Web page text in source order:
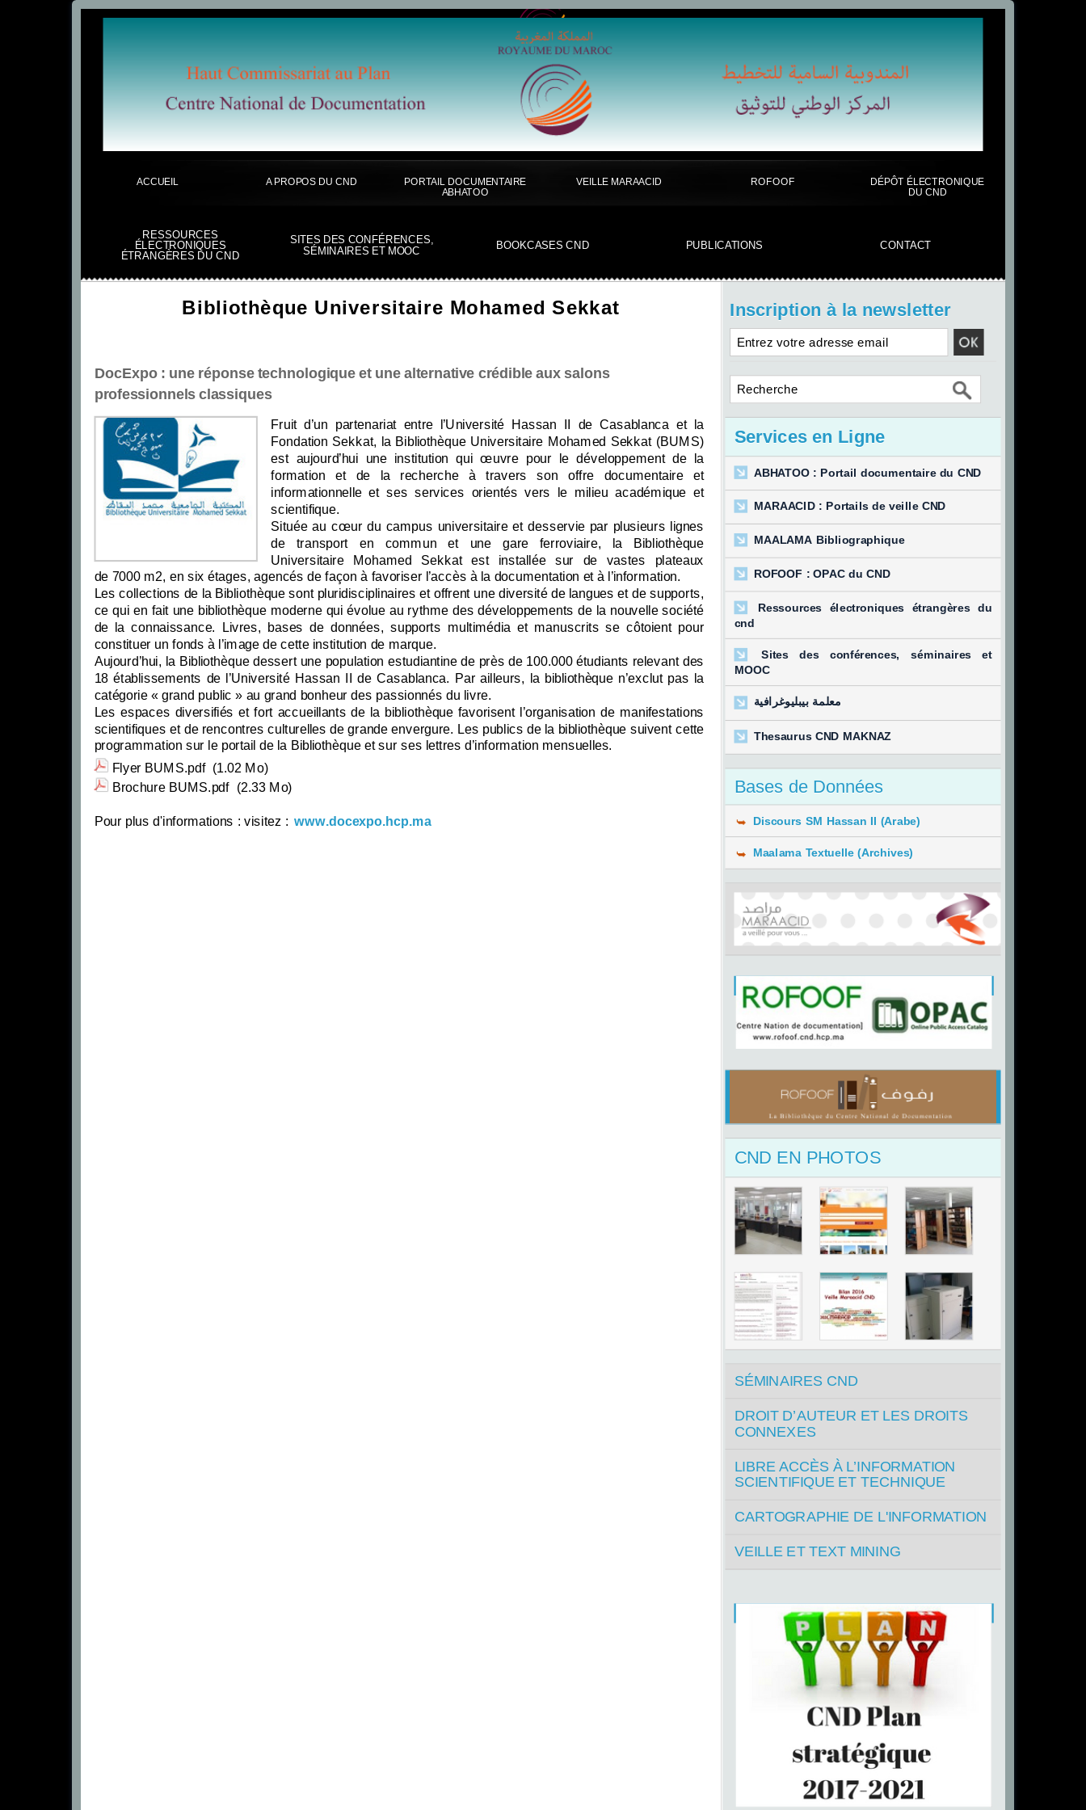
ACCUEIL A PROPOS DU CND PORTAIL DOCUMENTAIRE
ABHATOO
VEILLE MARAACID ROFOOF DÉPÔT ÉLECTRONIQUE
DU CND
RESSOURCES
ÉLECTRONIQUES
ÉTRANGÈRES DU CND
SITES DES CONFÉRENCES,
SÉMINAIRES ET MOOC
BOOKCASES CND PUBLICATIONS CONTACT
Bibliothèque Universitaire Mohamed Sekkat
DocExpo : une réponse technologique et une alternative crédible aux salons
professionnels classiques
Fruit d’un partenariat entre l’Université Hassan II de Casablanca et la
Fondation Sekkat, la Bibliothèque Universitaire Mohamed Sekkat (BUMS)
est aujourd’hui une institution qui œuvre pour le développement de la
formation et de la recherche à travers son offre documentaire et
informationnelle et ses services orientés vers le milieu académique et
scientifique.
Située au cœur du campus universitaire et desservie par plusieurs lignes
de transport en commun et une gare ferroviaire, la Bibliothèque
Universitaire Mohamed Sekkat est installée sur de vastes plateaux
de 7000 m2, en six étages, agencés de façon à favoriser l’accès à la documentation et à l’information.
Les collections de la Bibliothèque sont pluridisciplinaires et offrent une diversité de langues et de supports,
ce qui en fait une bibliothèque moderne qui évolue au rythme des développements de la nouvelle société
de la connaissance. Livres, bases de données, supports multimédia et manuscrits se côtoient pour
constituer un fonds à l’image de cette institution de marque.
Aujourd’hui, la Bibliothèque dessert une population estudiantine de près de 100.000 étudiants relevant des
18 établissements de l’Université Hassan II de Casablanca. Par ailleurs, la bibliothèque n’exclut pas la
catégorie « grand public » au grand bonheur des passionnés du livre.
Les espaces diversifiés et fort accueillants de la bibliothèque favorisent l’organisation de manifestations
scientifiques et de rencontres culturelles de grande envergure. Les publics de la bibliothèque suivent cette
programmation sur le portail de la Bibliothèque et sur ses lettres d’information mensuelles.
Flyer BUMS.pdf (1.02 Mo)
Brochure BUMS.pdf (2.33 Mo)
Pour plus d'informations : visitez : www.docexpo.hcp.ma
Inscription à la newsletter
Services en Ligne
ABHATOO : Portail documentaire du CND
MARAACID : Portails de veille CND
MAALAMA Bibliographique
ROFOOF : OPAC du CND
Ressources électroniques étrangères du
cnd
Sites des conférences, séminaires et
MOOC
معلمة بيبليوغرافية
Thesaurus CND MAKNAZ
Bases de Données
Discours SM Hassan II (Arabe)
Maalama Textuelle (Archives)
CND EN PHOTOS
SÉMINAIRES CND
DROIT D’AUTEUR ET LES DROITS
CONNEXES
LIBRE ACCÈS À L’INFORMATION
SCIENTIFIQUE ET TECHNIQUE
CARTOGRAPHIE DE L'INFORMATION
VEILLE ET TEXT MINING